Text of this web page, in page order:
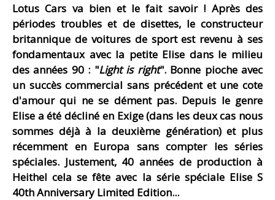
Lotus Cars va bien et le fait savoir ! Après des
périodes troubles et de disettes, le constructeur
britannique de voitures de sport est revenu à ses
fondamentaux avec la petite Elise dans le milieu
des années 90 : "Light is right". Bonne pioche avec
un succès commercial sans précédent et une cote
d'amour qui ne se dément pas. Depuis le genre
Elise a été décliné en Exige (dans les deux cas nous
sommes déjà à la deuxième génération) et plus
récemment en Europa sans compter les séries
spéciales. Justement, 40 années de production à
Heithel cela se fête avec la série spéciale Elise S
40th Anniversary Limited Edition...